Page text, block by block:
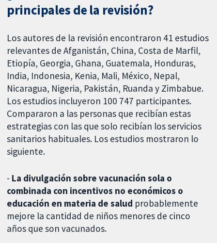
principales de la revisión?
Los autores de la revisión encontraron 41 estudios
relevantes de Afganistán, China, Costa de Marfil,
Etiopía, Georgia, Ghana, Guatemala, Honduras,
India, Indonesia, Kenia, Mali, México, Nepal,
Nicaragua, Nigeria, Pakistán, Ruanda y Zimbabue.
Los estudios incluyeron 100 747 participantes.
Compararon a las personas que recibían estas
estrategias con las que solo recibían los servicios
sanitarios habituales. Los estudios mostraron lo
siguiente.
- La divulgación sobre vacunación sola o
combinada con incentivos no económicos o
educación en materia de salud probablemente
mejore la cantidad de niños menores de cinco
años que son vacunados.